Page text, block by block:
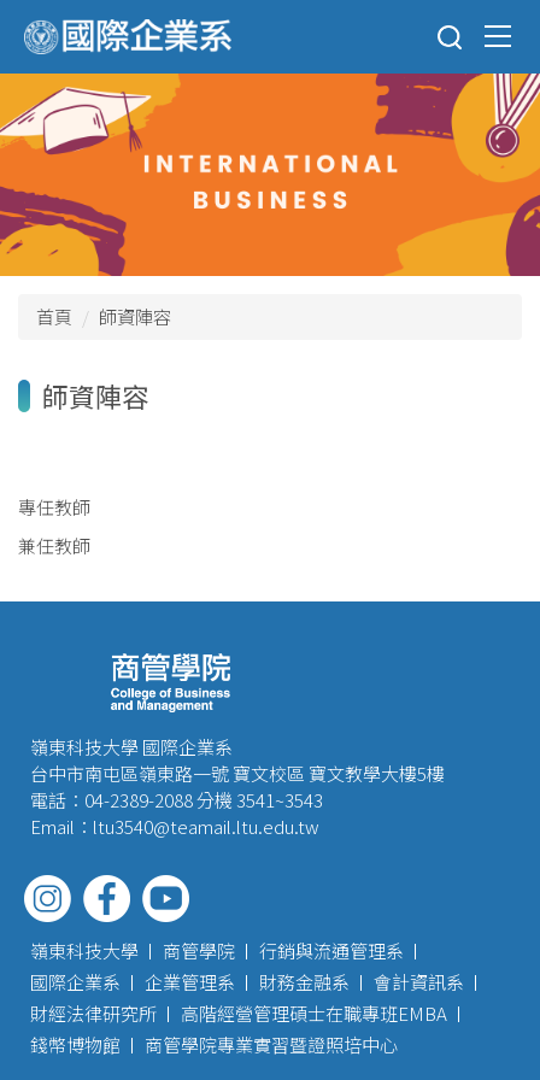
到
主
內
容
首頁 師資陣容
師資陣容
專任教師
兼任教師
嶺東科技大學 國際企業系
台中市南屯區嶺東路一號 寶文校區 寶文教學大樓5樓
電話：04-2389-2088 分機 3541~3543
Email：ltu3540@teamail.ltu.edu.tw
嶺東科技大學 商管學院
行銷與流通管理系
國際企業系
企業管理系 財務金融系
會計資訊系
財經法律研究所
高階經營管理碩士在職專班EMBA
錢幣博物館
商管學院專業實習暨證照培中心